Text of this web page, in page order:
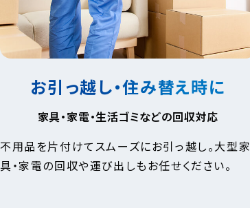
お引っ越し・住み替え時に
家具・家電・生活ゴミなどの回収対応
不用品を片付けてスムーズにお引っ越し。大型家
具・家電の回収や運び出しもお任せください。